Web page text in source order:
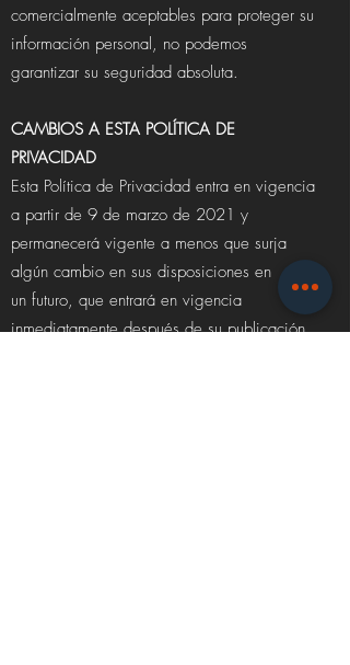
comercialmente aceptables para proteger su
información personal, no podemos
garantizar su seguridad absoluta.
​CAMBIOS A ESTA POLÍTICA DE
PRIVACIDAD
Esta Política de Privacidad entra en vigencia
a partir de 9 de marzo de 2021 y
permanecerá vigente a menos que surja
algún cambio en sus disposiciones en
un futuro, que entrará en vigencia
inmediatamente después de su publicación